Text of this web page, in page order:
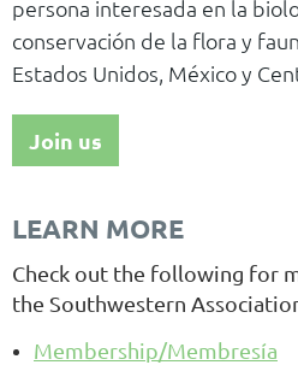
persona interesada en la
conservación de la flora y
Estados Unidos, México y
Join us
LEARN MORE
Check out the following for
the Southwestern
Membership/Membresía